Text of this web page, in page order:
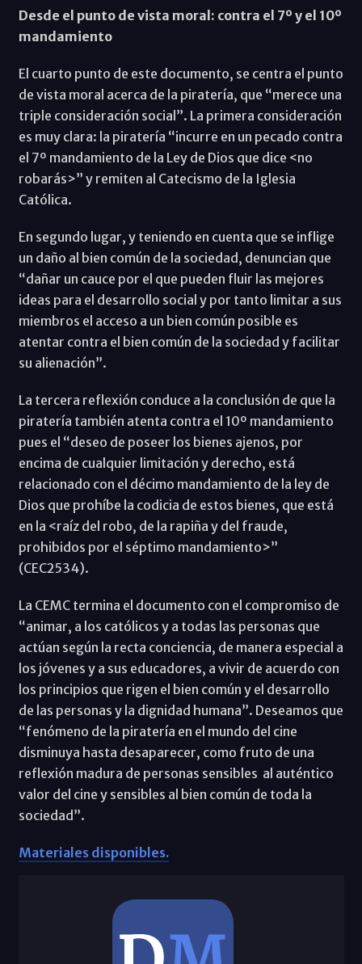
Desde el punto de vista moral: contra el 7º y el 10º
mandamiento
El cuarto punto de este documento, se centra el punto
de vista moral acerca de la piratería, que “merece una
triple consideración social”. La primera consideración
es muy clara: la piratería “incurre en un pecado contra
el 7º mandamiento de la Ley de Dios que dice <no
robarás>” y remiten al Catecismo de la Iglesia
Católica.
En segundo lugar, y teniendo en cuenta que se inflige
un daño al bien común de la sociedad, denuncian que
“dañar un cauce por el que pueden fluir las mejores
ideas para el desarrollo social y por tanto limitar a sus
miembros el acceso a un bien común posible es
atentar contra el bien común de la sociedad y facilitar
su alienación”.
La tercera reflexión conduce a la conclusión de que la
piratería también atenta contra el 10º mandamiento
pues el “deseo de poseer los bienes ajenos, por
encima de cualquier limitación y derecho, está
relacionado con el décimo mandamiento de la ley de
Dios que prohíbe la codicia de estos bienes, que está
en la <raíz del robo, de la rapiña y del fraude,
prohibidos por el séptimo mandamiento>”
(CEC2534).
La CEMC termina el documento con el compromiso de
“animar, a los católicos y a todas las personas que
actúan según la recta conciencia, de manera especial a
los jóvenes y a sus educadores, a vivir de acuerdo con
los principios que rigen el bien común y el desarrollo
de las personas y la dignidad humana”. Deseamos que
“fenómeno de la piratería en el mundo del cine
disminuya hasta desaparecer, como fruto de una
reflexión madura de personas sensibles al auténtico
valor del cine y sensibles al bien común de toda la
sociedad”.
Materiales disponibles.